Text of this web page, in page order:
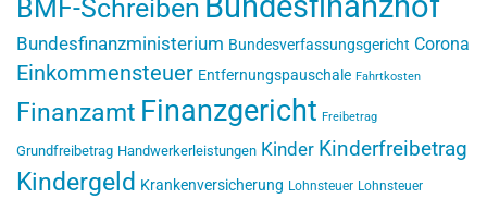
BMF-Schreiben
Bundesfinanzministerium Bundesverfassungsgericht Corona
Einkommensteuer Entfernungspauschale Fahrtkosten
Finanzamt Finanzgericht Freibetrag
Grundfreibetrag Handwerkerleistungen Kinder Kinderfreibetrag
Kindergeld Krankenversicherung Lohnsteuer Lohnsteuer